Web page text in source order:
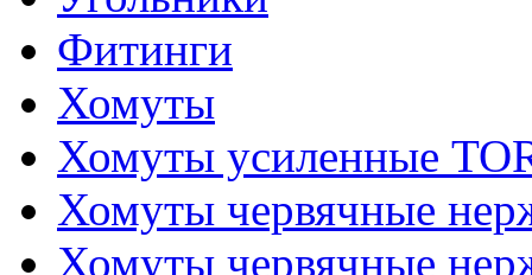
Фитинги
Хомуты
Хомуты усиленные
Хомуты червячные
Хомуты червячные